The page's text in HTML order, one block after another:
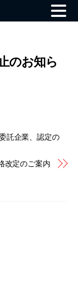
のお知ら
託企業、認定の
定のご案内